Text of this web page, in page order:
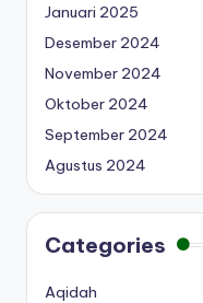
Januari 2025
Desember 2024
November 2024
Oktober 2024
September 2024
Agustus 2024
Categories
Aqidah